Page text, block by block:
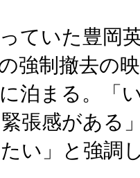
ていた豊岡
強制撤去の
泊まる。「
張感がある
たい」と強